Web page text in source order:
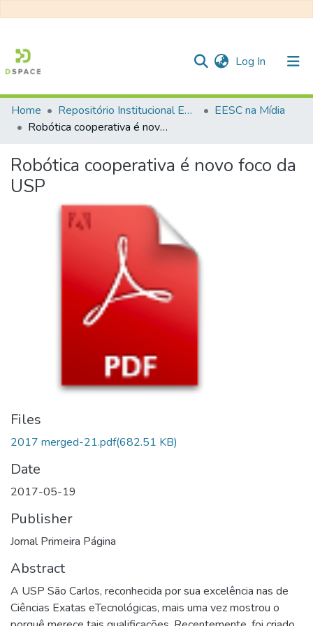
Log In (current)
Communities & Collections
Statistics
Home Repositório Institucional EESC
EESC na Mídia
Robótica cooperativa é novo foco da USP
Robótica cooperativa é novo foco da
USP
Files
2017 merged-21.pdf(682.51 KB)
Date
2017-05-19
Publisher
Jornal Primeira Página
Abstract
A USP São Carlos, reconhecida por sua excelência nas de
Ciências Exatas eTecnológicas, mais uma vez mostrou o